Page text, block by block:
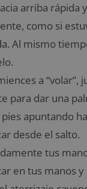
arriba rápida y
como si
Al mismo
a “volar”,
para dar una
apuntando
desde el salto.
tus
en tus manos y